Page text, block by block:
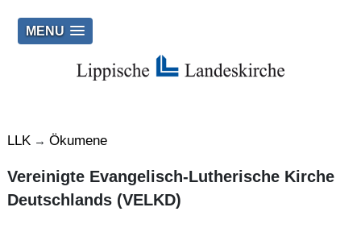
MENU
LLK → Ökumene
Vereinigte Evangelisch-Lutherische Kirche
Deutschlands (VELKD)